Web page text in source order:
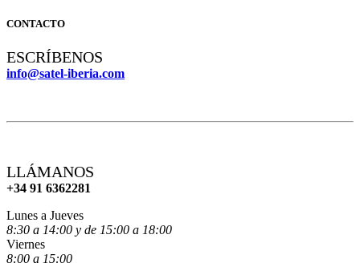
CONTACTO
ESCRÍBENOS
info@satel-iberia.com
LLÁMANOS
+34 91 6362281
Lunes a Jueves
8:30 a 14:00 y de 15:00 a 18:00
Viernes
8:00 a 15:00